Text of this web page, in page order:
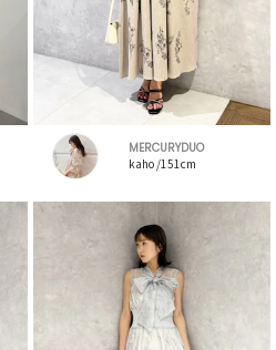
MERCURYDUO
kaho /151cm